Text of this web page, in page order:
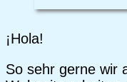
¡Hola!
So sehr gerne wir